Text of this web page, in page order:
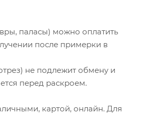
паласы) можно оплатить
после примерки в
не подлежит обмену и
перед раскроем.
картой, онлайн. Для